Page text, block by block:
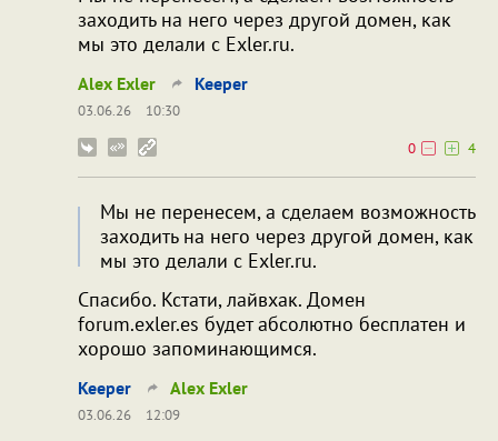
заходить на него через другой домен, как
мы это делали с Exler.ru.
Alex Exler Keeper
03.06.26
10:30
0
4
Мы не перенесем, а сделаем возможность
заходить на него через другой домен, как
мы это делали с Exler.ru.
Спасибо. Кстати, лайвхак. Домен
forum.exler.es будет абсолютно бесплатен и
хорошо запоминающимся.
Keeper Alex Exler
03.06.26
12:09